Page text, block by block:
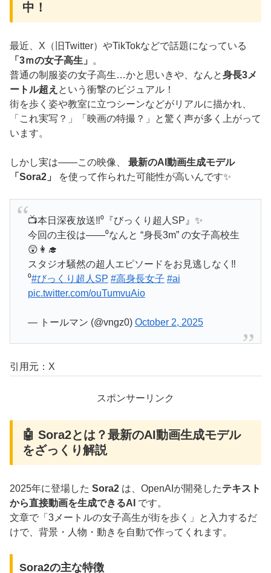
中！
最近、X（旧Twitter）やTikTokなどで話題になっている
「3ｍの女子高生」 。
普通の制服姿の女子高生…かと思いきや、なんと身長3メ
ートル超え という衝撃のビジュアル！
街を歩く姿や教室に立つシーンなどがリアルに描かれ、
「これ実写？」「映画の特撮？」と驚く声が多く上がって
います。
しかし実は――この映像、 最新のAI動画生成モデル
「Sora2」
を使って作られた可能性が高いんです✨
📺本日深夜放送‼️⁰『びっくり超人SP』✨
今回の主役は――⁰なんと “身長3m” の女子高校生
😲👩‍🎓
スタジオ騒然の超人エピソードをお見逃しなく‼️
⁰#びっくり超人SP #高身長女子 #ai
pic.twitter.com/ouTumvuAio
— トールマン (@vngz0) October 2, 2025
引用元：X
スポンサーリンク
🤖 Sora2とは？最新のAI動画生成モデル
をざっくり解説
2025年に登場した Sora2 は、OpenAIが開発したテキスト
から直接動画を生成できるAI です。
文章で「3メートルの女子高生が街を歩く」と入力するだ
けで、背景・人物・動きを自動で作ってくれます。
Sora2の主な特徴